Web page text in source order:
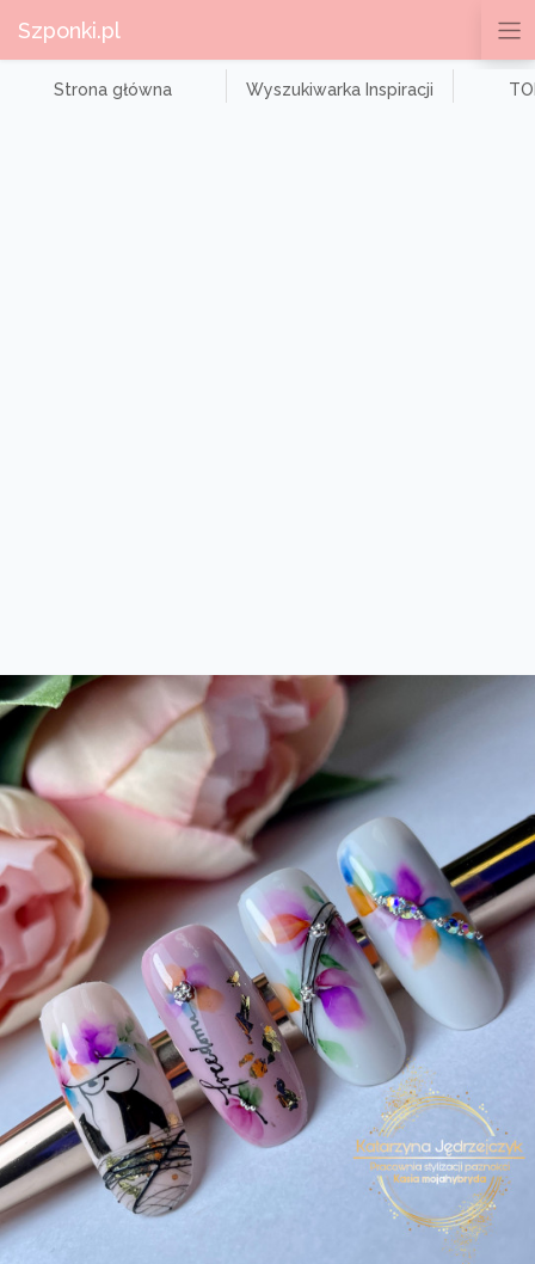
Szponki.pl
Strona główna Wyszukiwarka Inspiracji